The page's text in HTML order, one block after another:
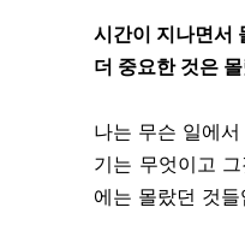
시간이 지나면서
더 중요한 것은
나는 무슨 일에
기는 무엇이고
에는 몰랐던 것들